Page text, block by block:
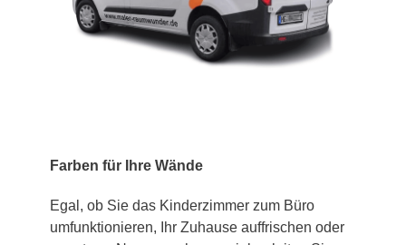
Farben für Ihre Wände
Egal, ob Sie das Kinderzimmer zum Büro
umfunktionieren, Ihr Zuhause auffrischen oder